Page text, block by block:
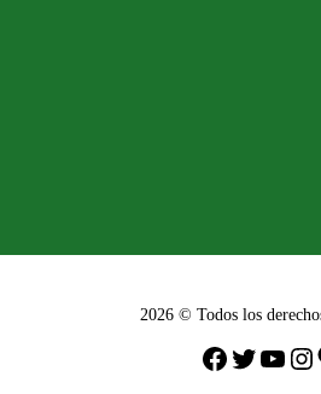
2026 © Todos los